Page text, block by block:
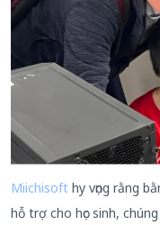
Miichisoft hy vọng rằng
hỗ trợ cho học sinh,